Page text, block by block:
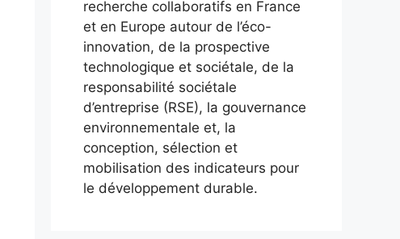
recherche collaboratifs en France
et en Europe autour de l’éco-
innovation, de la prospective
technologique et sociétale, de la
responsabilité sociétale
d’entreprise (RSE), la gouvernance
environnementale et, la
conception, sélection et
mobilisation des indicateurs pour
le développement durable.